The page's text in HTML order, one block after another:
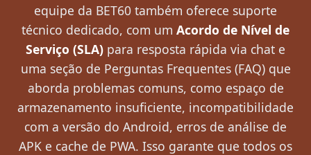
equipe da BET60 também oferece suporte
técnico dedicado, com um Acordo de Nível de
Serviço (SLA) para resposta rápida via chat e
uma seção de Perguntas Frequentes (FAQ) que
aborda problemas comuns, como espaço de
armazenamento insuficiente, incompatibilidade
com a versão do Android, erros de análise de
APK e cache de PWA. Isso garante que todos os